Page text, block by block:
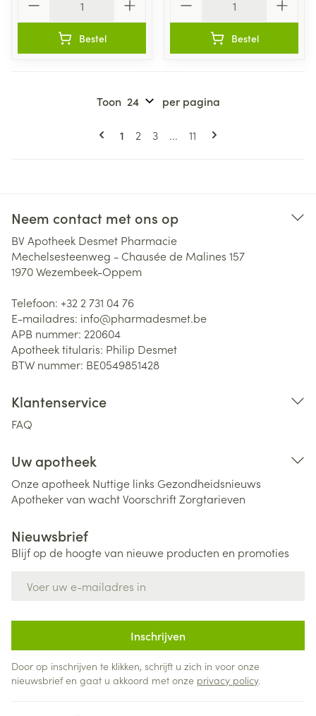
Bestel Bestel
Pagina's
U lees momenteel pagina
1 Pagina
2 Pagina
3 ... Pagina
11
Toon per pagina
Neem contact met ons op
BV Apotheek Desmet Pharmacie
Mechelsesteenweg - Chausée de Malines 157
1970Wezembeek-Oppem
Telefoon: +32 2 731 04 76
E-mailadres: info@pharmadesmet.be
APB nummer: 220604
Apotheek titularis: Philip Desmet
BTW nummer: BE0549851428
Klantenservice
FAQ
Uw apotheek
Onze apotheek Nuttige links Gezondheidsnieuws
Apotheker van wachtVoorschriftZorgtarieven
Nieuwsbrief
Blijf op de hoogte van nieuwe producten en promoties
Inschrijven
Door op inschrijven te klikken, schrijft u zich in voor onze
nieuwsbrief en gaat u akkoord met onze privacy policy.